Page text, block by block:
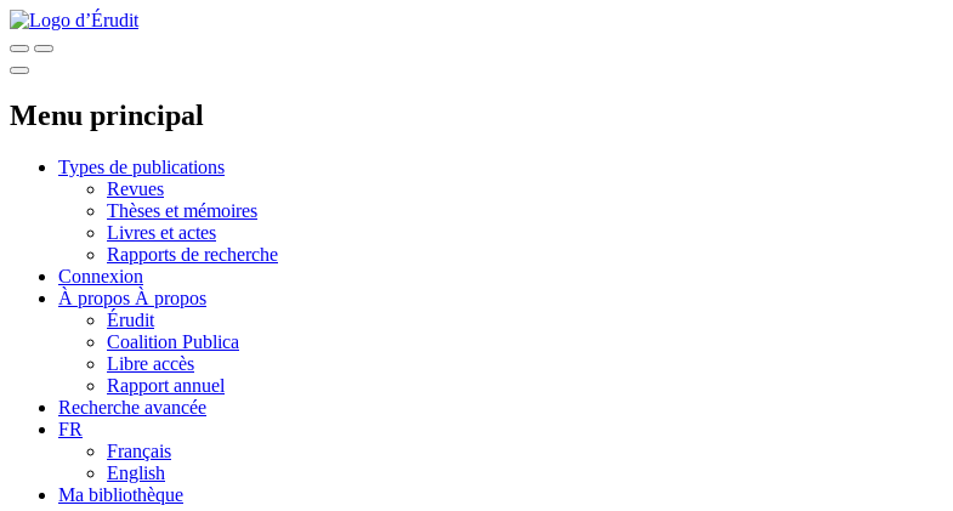
Menu principal
Types de publications
Revues
Thèses et mémoires
Livres et actes
Rapports de recherche
Connexion
À propos À propos
Érudit
Coalition Publica
Libre accès
Rapport annuel
Recherche avancée
FR
Français
English
Ma bibliothèque